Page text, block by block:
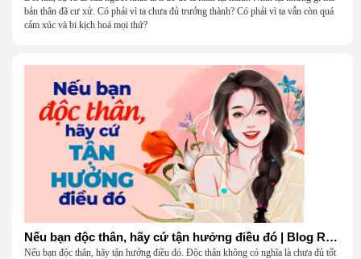
bản thân đã cư xử. Có phải vì ta chưa đủ trưởng thành? Có phải vì ta vẫn còn quá
cảm xúc và bi kịch hoá mọi thứ?
Nếu bạn độc thân, hãy cứ tận hưởng điều đó | Blog Radio 904
Nếu bạn độc thân, hãy tận hưởng điều đó. Độc thân không có nghĩa là chưa đủ tốt